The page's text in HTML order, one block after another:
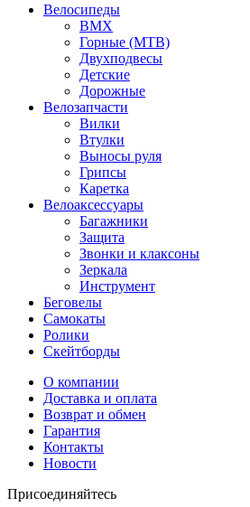
Велосипеды
BMX
Горные (MTB)
Двухподвесы
Детские
Дорожные
Велозапчасти
Вилки
Втулки
Выносы руля
Грипсы
Каретка
Велоаксессуары
Багажники
Защита
Звонки и клаксоны
Зеркала
Инструмент
Беговелы
Самокаты
Ролики
Скейтборды
О компании
Доставка и оплата
Возврат и обмен
Гарантия
Контакты
Новости
Присоединяйтесь